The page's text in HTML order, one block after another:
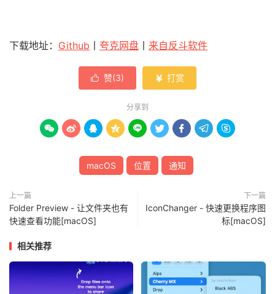
下载地址： Github 夸克网盘 来自反斗软件
 赞(3)  打赏
分享到
        
macOS 位置 通知
上一篇
Folder Preview - 让文件夹也有
快速查看功能[macOS]
下一篇
IconChanger - 快速更换程序图
标[macOS]
相关推荐